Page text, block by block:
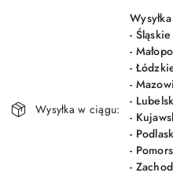
Wysyłka w ciągu:
-
-
-
-
-
-
-
-
-